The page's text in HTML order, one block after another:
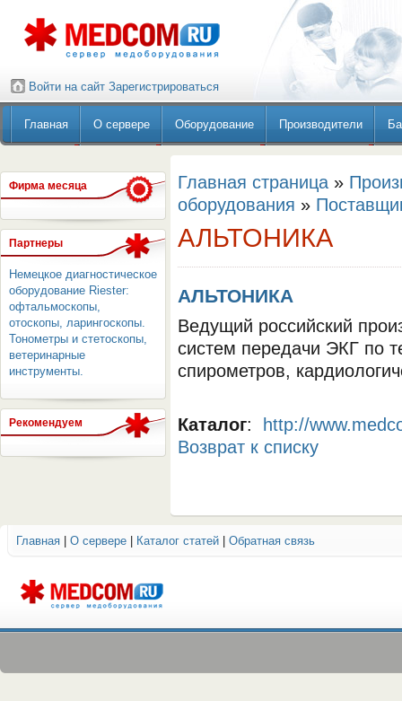
Войти на сайт Зарегистрироваться
Главная О сервере Оборудование Производители
Фирма месяца
Партнеры
Немецкое диагностическое
оборудование Riester:
офтальмоскопы,
отоскопы, ларингоскопы.
Тонометры и стетоскопы,
ветеринарные
инструменты.
Рекомендуем
Главная страница »
оборудования »
АЛЬТОНИКА
АЛЬТОНИКА
Ведущий российский
систем передачи ЭКГ по
спирометров,
Каталог:
http://
Возврат к списку
Главная О сервере Каталог статей Обратная связь